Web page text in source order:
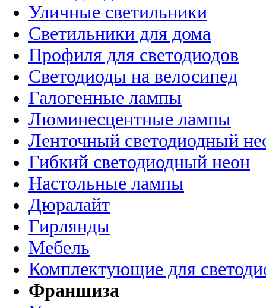
Уличные светильники
Светильники для дома
Профиля для светодиодов
Светодиоды на велосипед
Галогенные лампы
Люминесцентные лампы
Ленточный светодиодный
Гибкий светодиодный неон
Настольные лампы
Дюралайт
Гирлянды
Мебель
Комплектующие для
Франшиза